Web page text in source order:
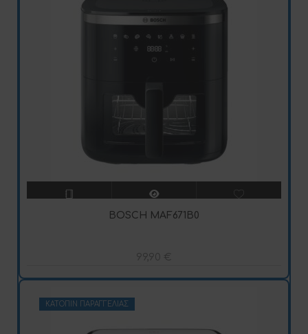
BOSCH MAF671B0
99,90 €
ΚΑΤΌΠΙΝ ΠΑΡΑΓΓΕΛΊΑΣ